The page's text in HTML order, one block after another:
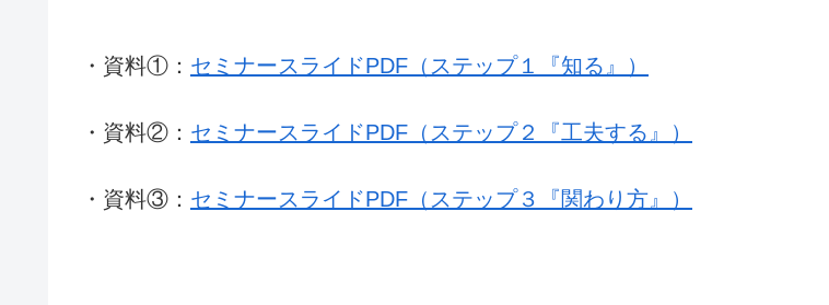
・資料①： セミナースライドPDF（ステップ１『知る』）
・資料②： セミナースライドPDF（ステップ２『工夫する』）
・資料③： セミナースライドPDF（ステップ３『関わり方』）